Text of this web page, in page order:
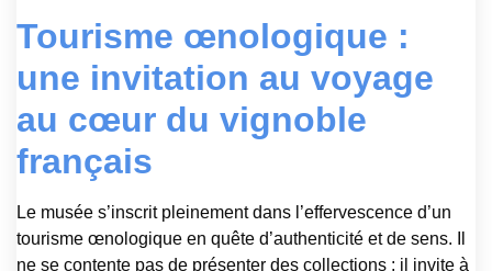
Tourisme œnologique :
une invitation au voyage
au cœur du vignoble
français
Le musée s’inscrit pleinement dans l’effervescence d’un
tourisme œnologique en quête d’authenticité et de sens. Il
ne se contente pas de présenter des collections : il invite à